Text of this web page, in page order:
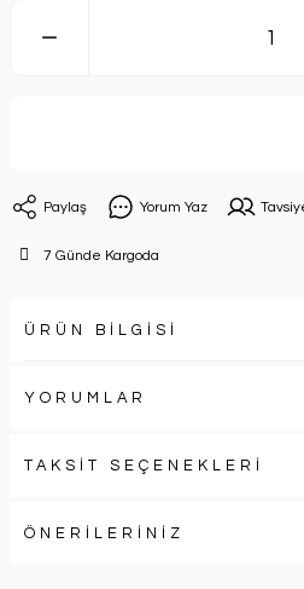
Paylaş Yorum Yaz
7 Günde Kargoda
ÜRÜN BİLGİSİ
YORUMLAR
TAKSİT SEÇENEKLERİ
ÖNERİLERİNİZ